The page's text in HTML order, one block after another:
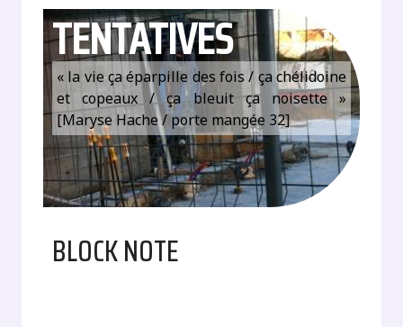
TENTATIVES
« la vie ça éparpille des fois / ça chélidoine
et copeaux / ça bleuit ça noisette »
[Maryse Hache / porte mangée 32]
BLOCK NOTE